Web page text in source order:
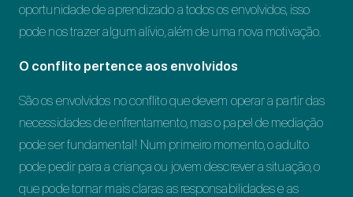
oportunidade de aprendizado a todos os envolvidos, isso
pode nos trazer algum alívio, além de uma nova motivação.
O conflito pertence aos envolvidos
São os envolvidos no conflito que devem operar a partir das
necessidades de enfrentamento, mas o papel de mediação
pode ser fundamental! Num primeiro momento, o adulto
pode pedir para a criança ou jovem descrever a situação, o
que pode tornar mais claras as responsabilidades e as